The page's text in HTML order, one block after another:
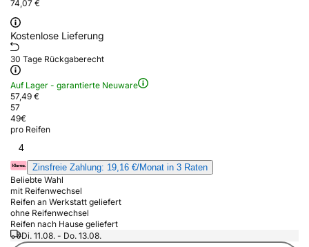
74,07 €
Kostenlose Lieferung
30 Tage Rückgaberecht
Auf Lager - garantierte Neuware
57,49 €
57
49€
pro Reifen
4
Zinsfreie Zahlung: 19,16 €/Monat in 3 Raten
Beliebte Wahl
mit Reifenwechsel
Reifen an Werkstatt geliefert
ohne Reifenwechsel
Reifen nach Hause geliefert
Di. 11.08. - Do. 13.08.